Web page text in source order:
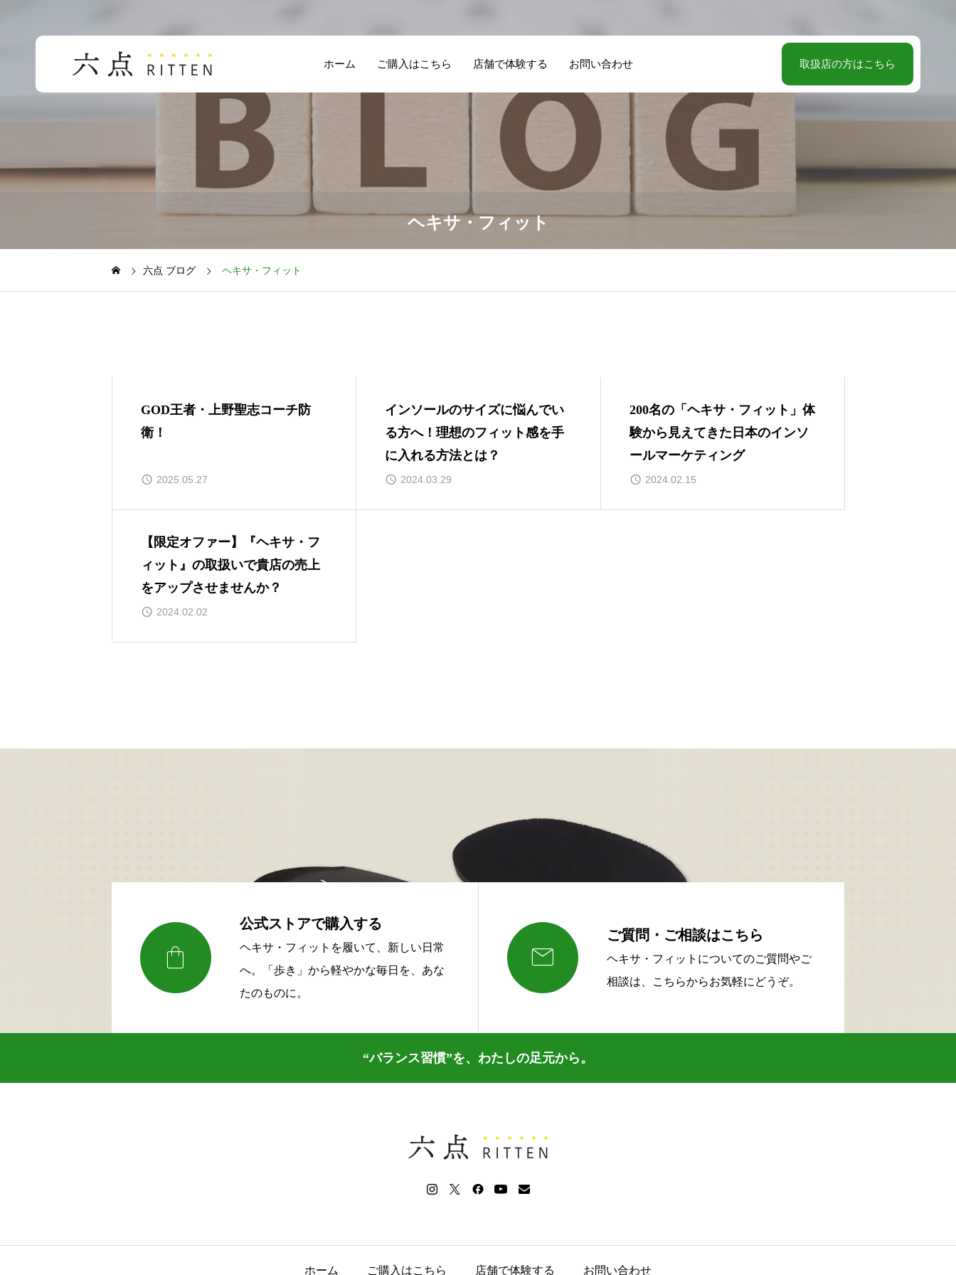
ホーム ご購入はこちら 店舗で体験する お問い合わせ 取扱店の方はこちら
ヘキサ・フィット
六点 ブログ ヘキサ・フィット
GOD王者・上野聖志コーチ防
衛！
2025.05.27
インソールのサイズに悩んでい
る方へ！理想のフィット感を手
に入れる方法とは？
2024.03.29
200名の「ヘキサ・フィット」体
験から見えてきた日本のインソ
ールマーケティング
2024.02.15
【限定オファー】『ヘキサ・フ
ィット』の取扱いで貴店の売上
をアップさせませんか？
2024.02.02

公式ストアで購入する
ヘキサ・フィットを履いて、新しい日常
へ。「歩き」から軽やかな毎日を、あな
たのものに。

ご質問・ご相談はこちら
ヘキサ・フィットについてのご質問やご
相談は、こちらからお気軽にどうぞ。
“バランス習慣”を、わたしの足元から。
ホーム ご購入はこちら 店舗で体験する お問い合わせ